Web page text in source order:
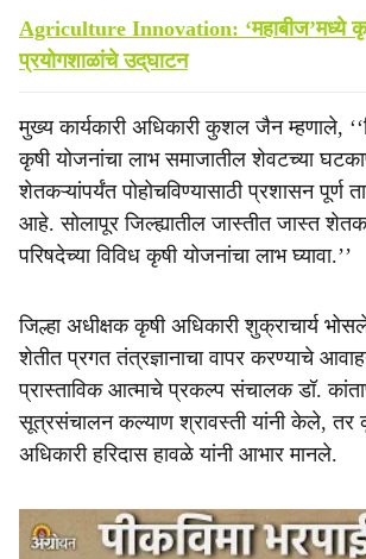
Agriculture Innovation: ‘महाबीज’मध्ये
प्रयोगशाळांचे उद्‌घाटन
मुख्य कार्यकारी अधिकारी कुशल जैन म्हणाले,
कृषी योजनांचा लाभ समाजातील शेवटच्या
शेतकऱ्यांपर्यंत पोहोचविण्यासाठी प्रशासन पूर्ण
आहे. सोलापूर जिल्ह्यातील जास्तीत जास्त
परिषदेच्या विविध कृषी योजनांचा लाभ घ्यावा.’’
जिल्हा अधीक्षक कृषी अधिकारी शुक्राचार्य
शेतीत प्रगत तंत्रज्ञानाचा वापर करण्याचे
प्रास्ताविक आत्माचे प्रकल्प संचालक डॉ.
सूत्रसंचालन कल्याण श्रावस्ती यांनी केले, तर
अधिकारी हरिदास हावळे यांनी आभार मानले.